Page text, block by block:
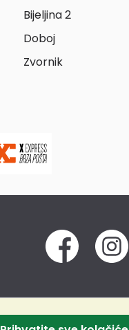
Bijeljina 2
Doboj
Zvornik